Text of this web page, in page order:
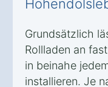
Grundsätzlich
Rollladen an
in beinahe
installieren. Je